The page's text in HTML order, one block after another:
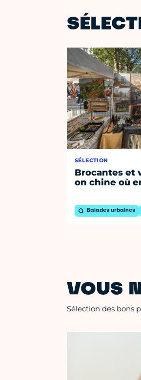
SÉLECTION
Brocantes et
on chine où
Balades urbaines
VOUS
Sélection des bons